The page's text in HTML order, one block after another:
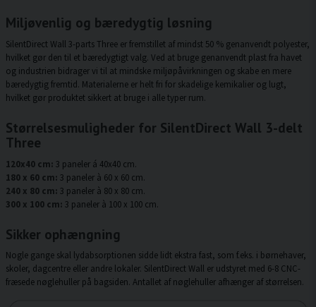
Miljøvenlig og bæredygtig løsning
SilentDirect Wall 3-parts Three er fremstillet af mindst 50 % genanvendt polyester,
hvilket gør den til et bæredygtigt valg. Ved at bruge genanvendt plast fra havet
og industrien bidrager vi til at mindske miljøpåvirkningen og skabe en mere
bæredygtig fremtid. Materialerne er helt fri for skadelige kemikalier og lugt,
hvilket gør produktet sikkert at bruge i alle typer rum.
Størrelsesmuligheder for SilentDirect Wall 3-delt
Three
120x40 cm: 3 paneler á 40x40 cm.
180 x 60 cm: 3 paneler à 60 x 60 cm.
240 x 80 cm: 3 paneler à 80 x 80 cm.
300 x 100 cm: 3 paneler à 100 x 100 cm.
Sikker ophængning
Nogle gange skal lydabsorptionen sidde lidt ekstra fast, som f.eks. i børnehaver,
skoler, dagcentre eller andre lokaler. SilentDirect Wall er udstyret med 6-8 CNC-
fræsede nøglehuller på bagsiden. Antallet af nøglehuller afhænger af størrelsen.